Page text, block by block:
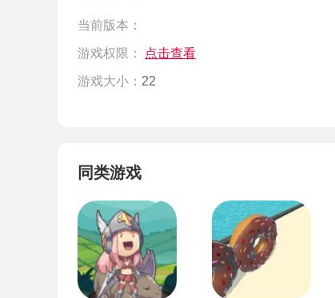
当前版本：
游戏权限： 点击查看
游戏大小： 22
同类游戏